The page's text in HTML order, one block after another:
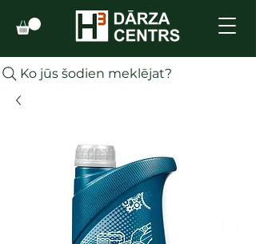
Ko jūs šodien meklējat?